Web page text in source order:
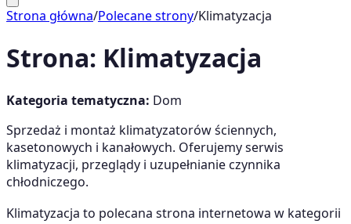
Strona główna/Polecane strony/Klimatyzacja
Strona: Klimatyzacja
Kategoria tematyczna: Dom
Sprzedaż i montaż klimatyzatorów ściennych,
kasetonowych i kanałowych. Oferujemy serwis
klimatyzacji, przeglądy i uzupełnianie czynnika
chłodniczego.
Klimatyzacja to polecana strona internetowa w kategorii